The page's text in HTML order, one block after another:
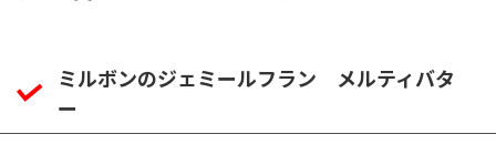
ミルボンのジェミールフラン メルティバタ
ー